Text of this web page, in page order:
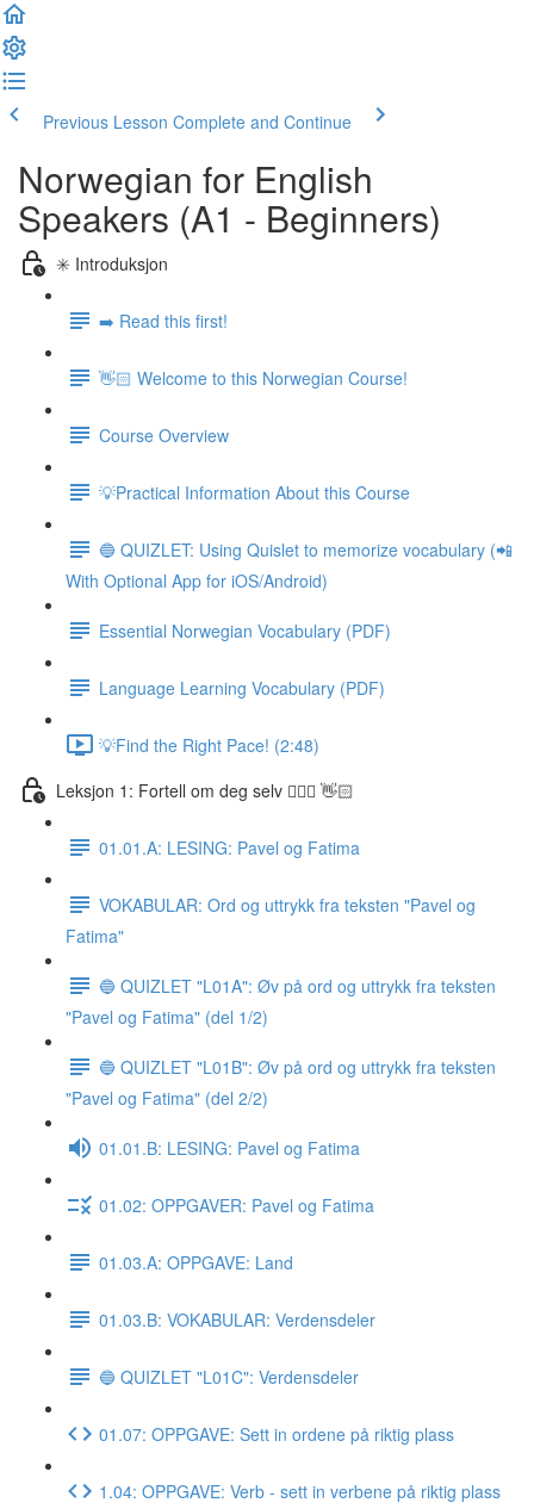
Previous Lesson Complete and Continue
Norwegian for English
Speakers (A1 - Beginners)
✳️ Introduksjon
➡️ Read this first!
👋🏻 Welcome to this Norwegian Course!
Course Overview
💡Practical Information About this Course
🔵 QUIZLET: Using Quislet to memorize vocabulary (📲
With Optional App for iOS/Android)
Essential Norwegian Vocabulary (PDF)
Language Learning Vocabulary (PDF)
💡Find the Right Pace! (2:48)
Leksjon 1: Fortell om deg selv 🙋🏽‍♀️ 👋🏻
01.01.A: LESING: Pavel og Fatima
VOKABULAR: Ord og uttrykk fra teksten "Pavel og
Fatima"
🔵 QUIZLET "L01A": Øv på ord og uttrykk fra teksten
"Pavel og Fatima" (del 1/2)
🔵 QUIZLET "L01B": Øv på ord og uttrykk fra teksten
"Pavel og Fatima" (del 2/2)
01.01.B: LESING: Pavel og Fatima
01.02: OPPGAVER: Pavel og Fatima
01.03.A: OPPGAVE: Land
01.03.B: VOKABULAR: Verdensdeler
🔵 QUIZLET "L01C": Verdensdeler
01.07: OPPGAVE: Sett in ordene på riktig plass
1.04: OPPGAVE: Verb - sett in verbene på riktig plass